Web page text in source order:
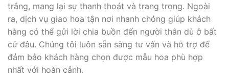
trắng, mang lại sự thanh thoát và trang trọng. Ngoài
ra, dịch vụ giao hoa tận nơi nhanh chóng giúp khách
hàng có thể gửi lời chia buồn đến người thân dù ở bất
cứ đâu. Chúng tôi luôn sẵn sàng tư vấn và hỗ trợ để
đảm bảo khách hàng chọn được mẫu hoa phù hợp
nhất với hoàn cảnh.